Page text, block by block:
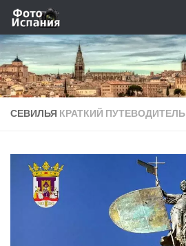
Skip to content
СЕВИЛЬЯ КРАТКИЙ ПУТЕВОДИТЕЛЬ